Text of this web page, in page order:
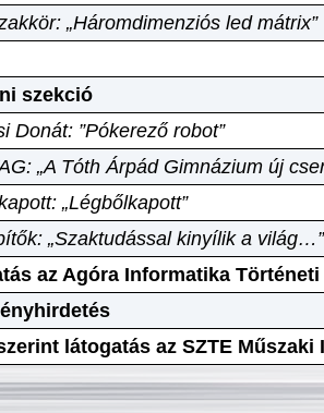
„Háromdimenziós led mátrix”
szekció
Donát: ”Pókerező robot”
„A Tóth Árpád Gimnázium új
„Légbőlkapott”
„Szaktudással kinyílik a világ…”
az Agóra Informatika
látogatás az SZTE Műszaki